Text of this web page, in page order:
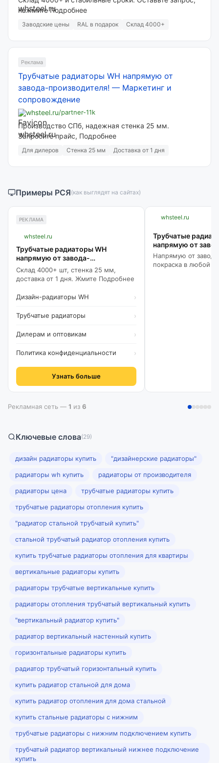
нажмите Подробнее
Заводские цены RAL в подарок Склад 4000+
Реклама
Трубчатые радиаторы WH напрямую от
завода-производителя! — Маркетинг и
сопровождение
whsteel.ru/partner-11k
Производство СПб, надежная стенка 25 мм.
Запросите прайс, Подробнее
Для дилеров Стенка 25 мм Доставка от 1 дня
Примеры РСЯ(как выглядят на сайтах)
РЕКЛАМА
whsteel.ru
Трубчатые радиаторы WH
напрямую от завода-
производителя!
Склад 4000+ шт, стенка 25 мм,
доставка от 1 дня. Жмите Подробнее
Дизайн-радиаторы WH ›
Трубчатые радиаторы ›
Дилерам и оптовикам ›
Политика конфиденциальности ›
Узнать больше
whsteel.ru
Трубчатые
напрямую от
производителя! —
без посредников
Напрямую от
покраска в любой
Рекламная сеть — 1 из 6
Ключевые слова(29)
дизайн радиаторы купить "дизайнерские радиаторы"
радиаторы wh купить радиаторы от производителя
радиаторы цена трубчатые радиаторы купить
трубчатые радиаторы отопления купить
"радиатор стальной трубчатый купить"
стальной трубчатый радиатор отопления купить
купить трубчатые радиаторы отопления для квартиры
вертикальные радиаторы купить
радиаторы трубчатые вертикальные купить
радиаторы отопления трубчатый вертикальный купить
"вертикальный радиатор купить"
радиатор вертикальный настенный купить
горизонтальные радиаторы купить
радиатор трубчатый горизонтальный купить
купить радиатор стальной для дома
купить радиатор отопления для дома стальной
купить стальные радиаторы с нижним
трубчатые радиаторы с нижним подключением купить
трубчатый радиатор вертикальный нижнее подключение
купить